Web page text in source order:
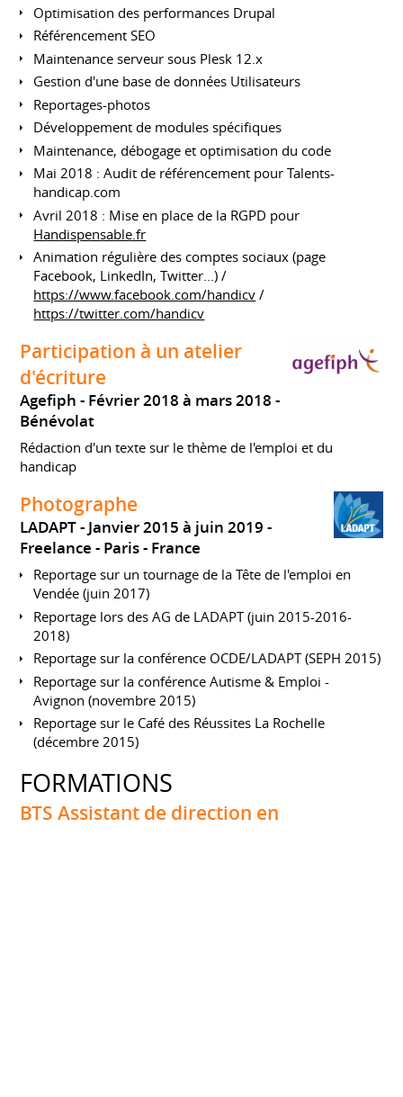
Optimisation des performances Drupal
Référencement SEO
Maintenance serveur sous Plesk 12.x
Gestion d'une base de données Utilisateurs
Reportages-photos
Développement de modules spécifiques
Maintenance, débogage et optimisation du code
Mai 2018 : Audit de référencement pour Talents-
handicap.com
Avril 2018 : Mise en place de la RGPD pour
Handispensable.fr
Animation régulière des comptes sociaux (page
Facebook, LinkedIn, Twitter...) /
https://www.facebook.com/handicv /
https://twitter.com/handicv
Participation à un atelier
d'écriture
Agefiph
Février 2018 à mars 2018
Bénévolat
Rédaction d'un texte sur le thème de l'emploi et du
handicap
Photographe
LADAPT
Janvier 2015 à juin 2019
Freelance
Paris France
Reportage sur un tournage de la Tête de l'emploi en
Vendée (juin 2017)
Reportage lors des AG de LADAPT (juin 2015-2016-
2018)
Reportage sur la conférence OCDE/LADAPT (SEPH 2015)
Reportage sur la conférence Autisme & Emploi -
Avignon (novembre 2015)
Reportage sur le Café des Réussites La Rochelle
(décembre 2015)
FORMATIONS
BTS Assistant de direction en